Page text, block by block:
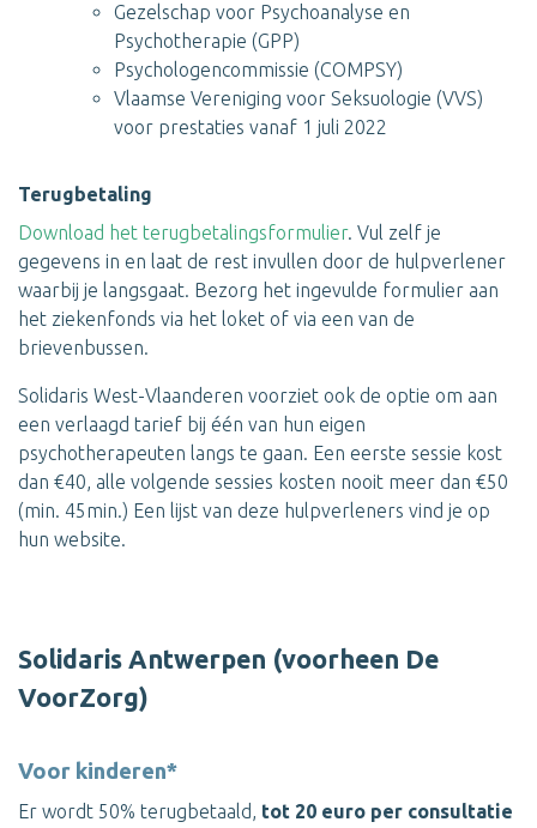
Gezelschap voor Psychoanalyse en
Psychotherapie (GPP)
Psychologencommissie (COMPSY)
Vlaamse Vereniging voor Seksuologie (VVS)
voor prestaties vanaf 1 juli 2022
Terugbetaling
Download het terugbetalingsformulier. Vul zelf je
gegevens in en laat de rest invullen door de hulpverlener
waarbij je langsgaat. Bezorg het ingevulde formulier aan
het ziekenfonds via het loket of via een van de
brievenbussen.
Solidaris West-Vlaanderen voorziet ook de optie om aan
een verlaagd tarief bij één van hun eigen
psychotherapeuten langs te gaan. Een eerste sessie kost
dan €40, alle volgende sessies kosten nooit meer dan €50
(min. 45min.) Een lijst van deze hulpverleners vind je op
hun website.
Solidaris Antwerpen (voorheen De
VoorZorg)
Voor kinderen*
Er wordt 50% terugbetaald, tot 20 euro per consultatie